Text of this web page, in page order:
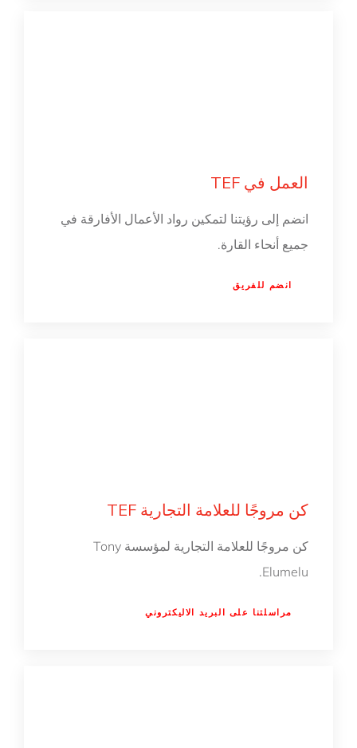
العمل في TEF
انضم إلى رؤيتنا لتمكين رواد الأعمال الأفارقة في
جميع أنحاء القارة.
انضم للفريق
كن مروجًا للعلامة التجارية TEF
كن مروجًا للعلامة التجارية لمؤسسة Tony
Elumelu.
مراسلتنا على البريد الاليكتروني